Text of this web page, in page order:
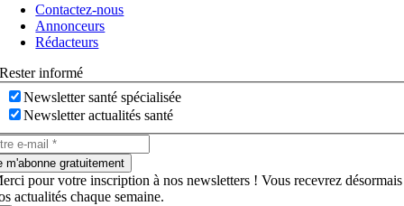
basculeContactez-nous
Annonceurs
Rédacteurs
Rester informé
Newsletter santé spécialisée
Newsletter actualités santé
m'abonne gratuitement
pour votre inscription à nos newsletters ! Vous recevrez désormais
actualités chaque semaine.